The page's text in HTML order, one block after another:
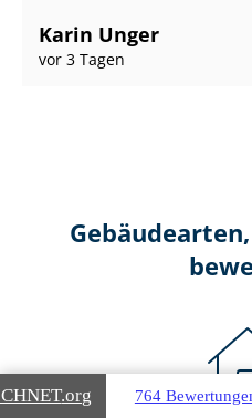
Karin Unger
vor 3 Tagen
.org 764